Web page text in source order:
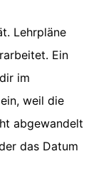
Lehrpläne
Ein
im
weil die
abgewandelt
das Datum